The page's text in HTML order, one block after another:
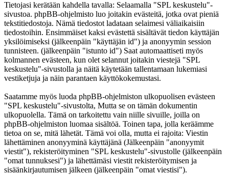
Tietojasi kerätään kahdella tavalla: Selaamalla "SPL keskustelu"-
sivustoa. phpBB-ohjelmisto luo joitakin evästeitä, jotka ovat pieniä
tekstitiedostoja. Nämä tiedostot ladataan selaimesi väliaikaisiin
tiedostoihin. Ensimmäiset kaksi evästettä sisältävät tiedon käyttäjän
yksilöimiseksi (jälkeenpäin "käyttäjän id") ja anonyymin session
tunnisteen. (jälkeenpäin "istunto id") Saat automaattiseti myös
kolmannen evästeen, kun olet selannut joitakin viestejä "SPL
keskustelu"-sivustolla ja näitä käytetään tallentamaan lukemiasi
vestiketjuja ja näin parantaen käyttökokemustasi.
Saatamme myös luoda phpBB-ohjelmiston ulkopuolisen evästeen
"SPL keskustelu"-sivustolta, Mutta se on tämän dokumentin
ulkopuolella. Tämä on tarkoitettu vain niille sivuille, joilla on
phpBB-ohjelmiston luomaa sisältöä. Toinen tapa, jolla keräämme
tietoa on se, mitä lähetät. Tämä voi olla, mutta ei rajoita: Viestin
lähettäminen anonyyminä käyttäjänä (Jälkeenpäin "anonyymit
viestit"), rekisteröityminen "SPL keskustelu"-sivustolle (jälkeenpäin
"omat tunnuksesi") ja lähettämäsi viestit rekisteröitymisen ja
sisäänkirjautumisen jälkeen (jälkeenpäin "omat viestisi").